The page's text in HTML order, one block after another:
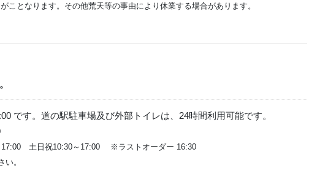
ことなります。その他荒天等の事由により休業する場合があります。
です。道の駅駐車場及び外部トイレは、24時間利用可能です。
土日祝10:30～17:00 ※ラストオーダー 16:30
い。